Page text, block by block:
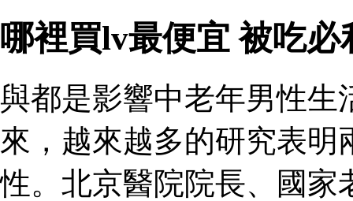
哪裡買lv最便宜 被吃
與都是影響中老年男性生
來，越來越多的研究表
性。北京醫院院長、國家